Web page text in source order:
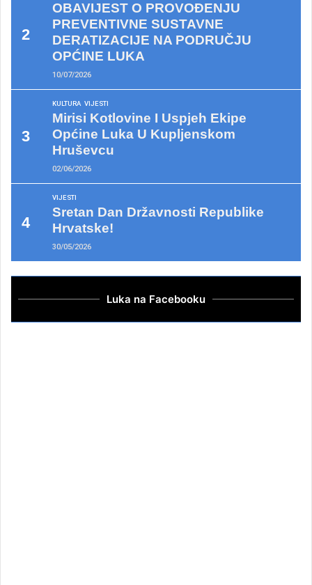
OBAVIJEST O PROVOĐENJU
PREVENTIVNE SUSTAVNE
DERATIZACIJE NA PODRUČJU
OPĆINE LUKA
10/07/2026
KULTURA VIJESTI
Mirisi Kotlovine I Uspjeh Ekipe
Općine Luka U Kupljenskom
Hruševcu
02/06/2026
VIJESTI
Sretan Dan Državnosti Republike
Hrvatske!
30/05/2026
Luka na Facebooku